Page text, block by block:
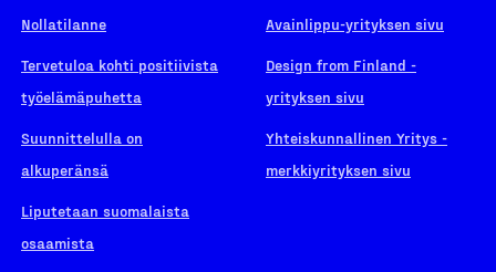
Nollatilanne
Tervetuloa kohti positiivista
työelämäpuhetta
Suunnittelulla on
alkuperänsä
Liputetaan suomalaista
osaamista
Avainlippu-yrityksen sivu
Design from Finland -
yrityksen sivu
Yhteiskunnallinen Yritys -
merkkiyrityksen sivu